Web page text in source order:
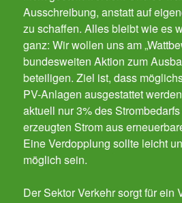
Ausschreibung, anstatt auf
zu schaffen. Alles bleibt wie es
ganz: Wir wollen uns am
bundesweiten Aktion zum
beteiligen. Ziel ist, dass
PV-Anlagen ausgestattet
aktuell nur 3% des
erzeugten Strom aus
Eine Verdopplung sollte leicht
möglich sein.
Der Sektor Verkehr sorgt für ein